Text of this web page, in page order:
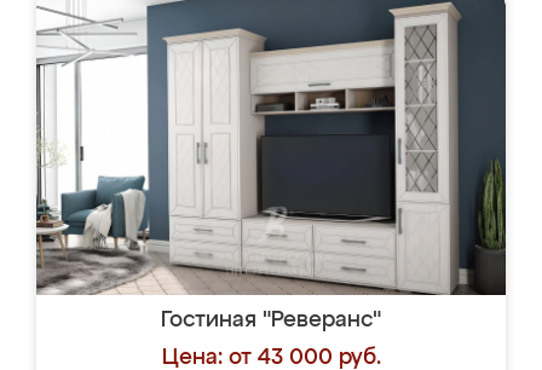
Гостиная "Реверанс"
Цена: от 43 000 руб.